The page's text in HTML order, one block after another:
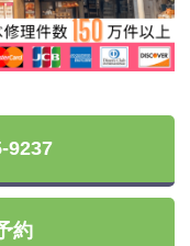
9237
約